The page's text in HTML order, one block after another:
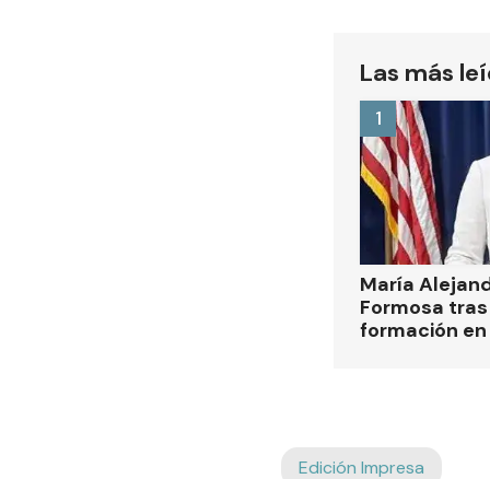
Las más
María
Formosa
formación
1
Edición Impresa